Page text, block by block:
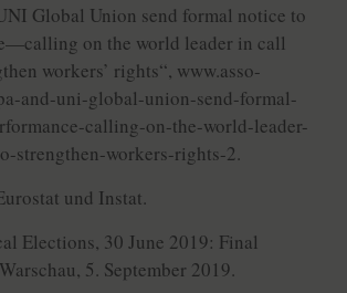
Global Union send formal notice to
on the world leader in call
workers’ rights“, www.asso-
and-uni-global-union-send-formal-
calling-on-the-world-leader-
strengthen-workers-rights-2.
und Instat.
Elections, 30 June 2019: Final
5. September 2019.